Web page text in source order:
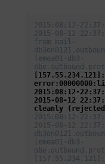
2015:08:12-
2015-08-12
from mail-
(emea01-db3-
2015:08:12-
2015-08-12
cleanly
2015:08:12-
2015-08-12
(emea01-db3-